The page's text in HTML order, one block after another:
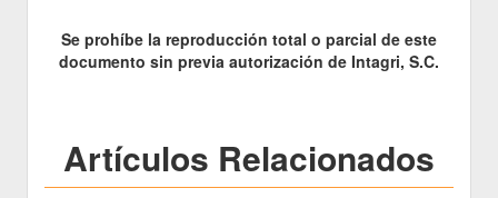
Se prohíbe la reproducción total o parcial de este
documento sin previa autorización de Intagri, S.C.
Artículos Relacionados